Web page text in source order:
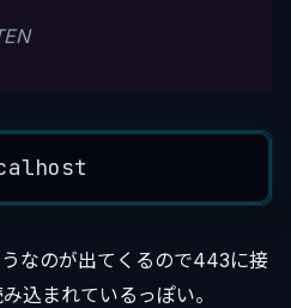
なのが出てくるので443に接
込まれているっぽい。